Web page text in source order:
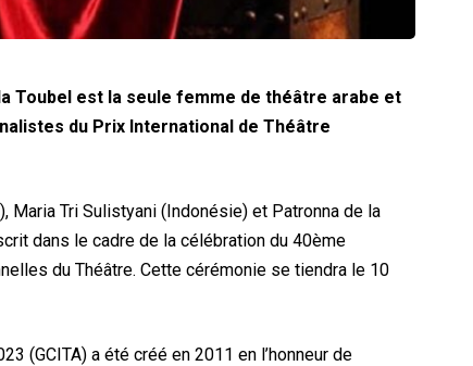
Toubel est la seule femme de théâtre arabe et
du Prix International de Théâtre
Maria Tri Sulistyani (Indonésie) et Patronna de la
dans le cadre de la célébration du 40ème
du Théâtre. Cette cérémonie se tiendra le 10
(GCITA) a été créé en 2011 en l’honneur de